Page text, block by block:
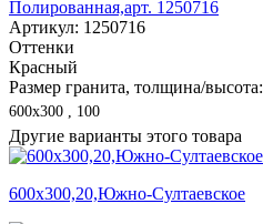
Артикул: 1250716
Оттенки
Красный
Размер гранита, толщина/высота:
600х300 , 100
Другие варианты этого товара
600х300,20,Южно-Султаевское